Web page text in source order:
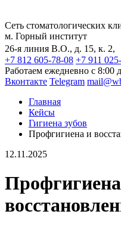
Сеть стоматологических
м. Горный институт
26-я линия В.О., д. 15, к.
+7 812 605-78-08 +7 911
Работаем ежедневно с 8:00
Вконтакте Telegram
Главная
Кейсы
Гигиена зубов
Профгигиена и
12.11.2025